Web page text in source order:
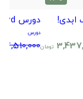
تومان
دورس Pink Floyd
دورس
4,510,000